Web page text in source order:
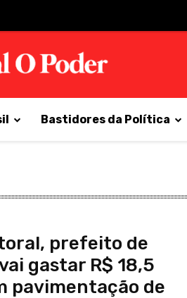
Bastidores da Política
prefeito de
gastar R$ 18,5
pavimentação de